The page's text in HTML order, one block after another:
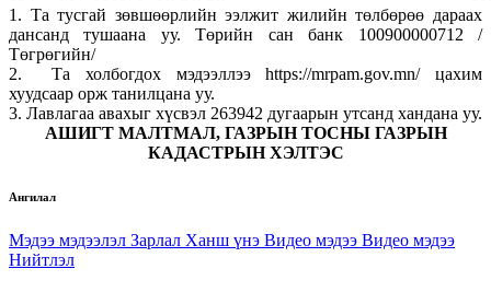
1. Та тусгай зөвшөөрлийн ээлжит жилийн төлбөрөө дараах
дансанд тушаана уу. Төрийн сан банк 100900000712 /
Төгрөгийн/
2. Та холбогдох мэдээллээ https://mrpam.gov.mn/ цахим
хуудсаар орж танилцана уу.
3. Лавлагаа авахыг хүсвэл 263942 дугаарын утсанд хандана уу.
АШИГТ МАЛТМАЛ, ГАЗРЫН ТОСНЫ ГАЗРЫН
КАДАСТРЫН ХЭЛТЭС
Ангилал
Мэдээ мэдээлэл Зарлал Ханш үнэ Видео мэдээ Видео мэдээ
Нийтлэл